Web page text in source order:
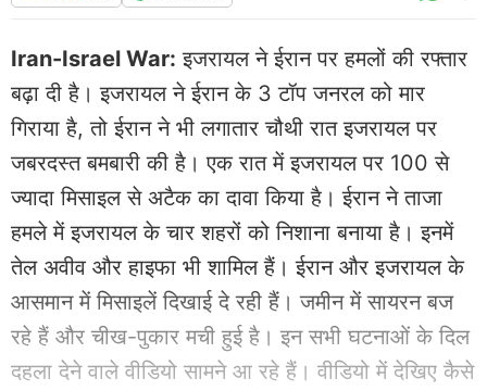
Iran-Israel War: इजरायल ने ईरान पर हमलों की रफ्तार
बढ़ा दी है। इजरायल ने ईरान के 3 टॉप जनरल को मार
गिराया है, तो ईरान ने भी लगातार चौथी रात इजरायल पर
जबरदस्त बमबारी की है। एक रात में इजरायल पर 100 से
ज्यादा मिसाइल से अटैक का दावा किया है। ईरान ने ताजा
हमले में इजरायल के चार शहरों को निशाना बनाया है। इनमें
तेल अवीव और हाइफा भी शामिल हैं। ईरान और इजरायल के
आसमान में मिसाइलें दिखाई दे रही हैं। जमीन में सायरन बज
रहे हैं और चीख-पुकार मची हुई है। इन सभी घटनाओं के दिल
दहला देने वाले वीडियो सामने आ रहे हैं। वीडियो में देखिए कैसे